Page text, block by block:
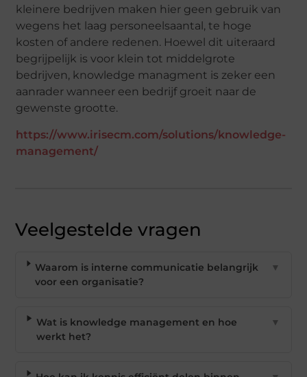
kleinere bedrijven maken hier geen gebruik van
wegens het laag personeelsaantal, te hoge
kosten of andere redenen. Hoewel dit uiteraard
begrijpelijk is voor klein tot middelgrote
bedrijven, knowledge managment is zeker een
aanrader wanneer een bedrijf groeit naar de
gewenste grootte.
https://www.irisecm.com/solutions/knowledge-
management/
Veelgestelde vragen
Waarom is interne communicatie belangrijk
voor een organisatie?
▼
Wat is knowledge management en hoe
werkt het?
▼